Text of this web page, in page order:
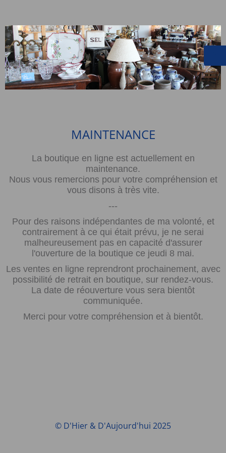
MAINTENANCE
La boutique en ligne est actuellement en
maintenance.
Nous vous remercions pour votre compréhension et
vous disons à très vite.
---
Pour des raisons indépendantes de ma volonté, et
contrairement à ce qui était prévu, je ne serai
malheureusement pas en capacité d'assurer
l'ouverture de la boutique ce jeudi 8 mai.
Les ventes en ligne reprendront prochainement, avec
possibilité de retrait en boutique, sur rendez-vous.
La date de réouverture vous sera bientôt
communiquée.
Merci pour votre compréhension et à bientôt.
© D'Hier & D'Aujourd'hui 2025